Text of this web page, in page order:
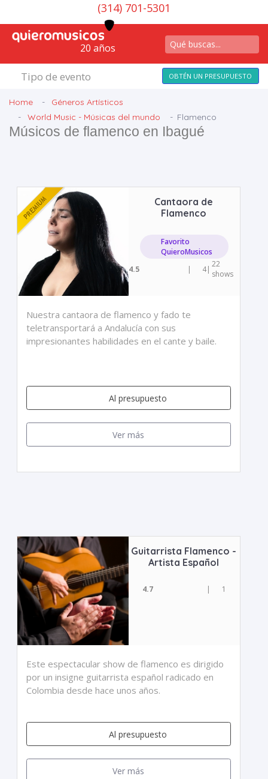
(314) 701-5301
20 años
Tipo de evento OBTÉN UN PRESUPUESTO
Home
Géneros Artísticos
World Music - Músicas del mundo
Flamenco
Músicos de flamenco en Ibagué
Cantaora de
Flamenco
Favorito
QuieroMusicos
4.5
| 4| 22
shows
Nuestra cantaora de flamenco y fado te
teletransportará a Andalucía con sus
impresionantes habilidades en el cante y baile.
Al presupuesto
Ver más
Guitarrista Flamenco -
Artista Español
4.7 | 1
Este espectacular show de flamenco es dirigido
por un insigne guitarrista español radicado en
Colombia desde hace unos años.
Al presupuesto
Ver más